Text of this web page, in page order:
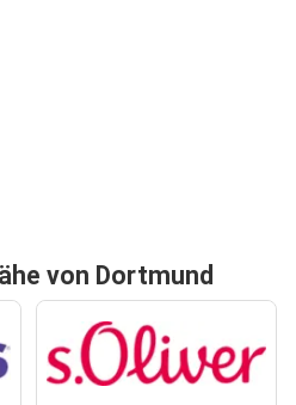
von Dortmund